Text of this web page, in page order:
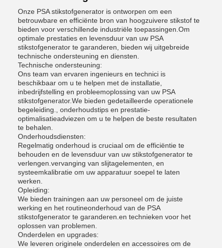
Onze PSA stikstofgenerator is ontworpen om een
betrouwbare en efficiënte bron van hoogzuivere stikstof te
bieden voor verschillende industriële toepassingen.Om
optimale prestaties en levensduur van uw PSA
stikstofgenerator te garanderen, bieden wij uitgebreide
technische ondersteuning en diensten.
Technische ondersteuning:
Ons team van ervaren ingenieurs en technici is
beschikbaar om u te helpen met de installatie,
inbedrijfstelling en probleemoplossing van uw PSA
stikstofgenerator.We bieden gedetailleerde operationele
begeleiding., onderhoudstips en prestatie-
optimalisatieadviezen om u te helpen de beste resultaten
te behalen.
Onderhoudsdiensten:
Regelmatig onderhoud is cruciaal om de efficiëntie te
behouden en de levensduur van uw stikstofgenerator te
verlengen.vervanging van slijtagelementen, en
systeemkalibratie om uw apparatuur soepel te laten
werken.
Opleiding:
We bieden trainingen aan uw personeel om de juiste
werking en het routineonderhoud van de PSA
stikstofgenerator te garanderen.en technieken voor het
oplossen van problemen.
Onderdelen en upgrades:
We leveren originele onderdelen en accessoires om de